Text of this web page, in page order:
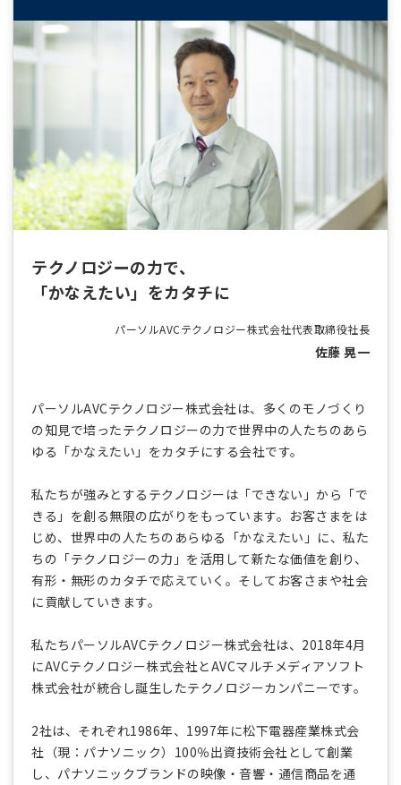
テクノロジーの力で、
「かなえたい」をカタチに
パーソルAVCテクノロジー株式会社代表取締役社長
佐藤 晃一
パーソルAVCテクノロジー株式会社は、多くのモノづくり
の知見で培ったテクノロジーの力で世界中の人たちのあら
ゆる「かなえたい」をカタチにする会社です。
私たちが強みとするテクノロジーは「できない」から「で
きる」を創る無限の広がりをもっています。お客さまをは
じめ、世界中の人たちのあらゆる「かなえたい」に、私た
ちの「テクノロジーの力」を活用して新たな価値を創り、
有形・無形のカタチで応えていく。そしてお客さまや社会
に貢献していきます。
私たちパーソルAVCテクノロジー株式会社は、2018年4月
にAVCテクノロジー株式会社とAVCマルチメディアソフト
株式会社が統合し誕生したテクノロジーカンパニーです。
2社は、それぞれ1986年、1997年に松下電器産業株式会
社（現：パナソニック）100％出資技術会社として創業
し、パナソニックブランドの映像・音響・通信商品を通